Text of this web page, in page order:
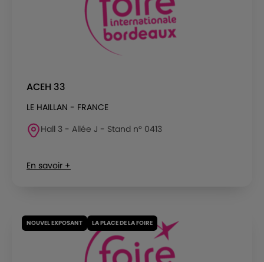
ACEH 33
LE HAILLAN - FRANCE
Hall 3 - Allée J - Stand n° 0413
En savoir +
NOUVEL EXPOSANT LA PLACE DE LA FOIRE